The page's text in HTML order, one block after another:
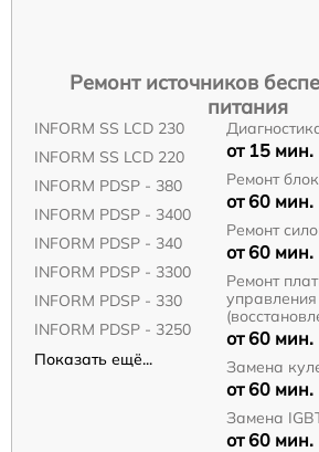
Ремонт источников
питания
INFORM SS LCD 230
INFORM SS LCD 220
INFORM PDSP - 380
INFORM PDSP - 3400
INFORM PDSP - 340
INFORM PDSP - 3300
INFORM PDSP - 330
INFORM PDSP - 3250
Показать ещё...
от 15 мин.
Ремонт
от 60 мин.
Ремонт
от 60 мин.
Ремонт
управления
от 60 мин.
Замена
от 60 мин.
Замена
от 60 мин.